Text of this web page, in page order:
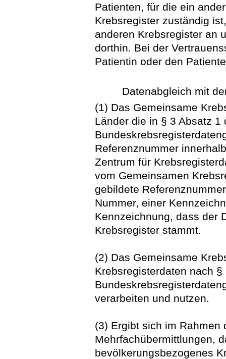
Patienten, für die ein
Krebsregister zuständig
anderen Krebsregister an
dorthin. Bei der
Patientin oder den
Datenabgleich mit
(1) Das Gemeinsame
Länder die in § 3 Absatz 1
Referenznummer
Zentrum für
vom Gemeinsamen
gebildete
Nummer, einer
Kennzeichnung, dass der
Krebsregister stammt.
(2) Das Gemeinsame
Krebsregisterdaten nach
verarbeiten und nutzen.
(3) Ergibt sich im Rahmen
Mehrfachübermittlungen,
bevölkerungsbezogenes